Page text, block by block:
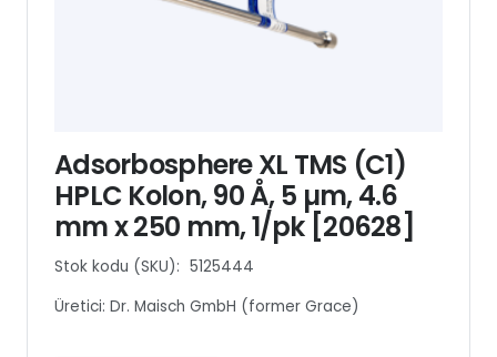
Adsorbosphere XL TMS (C1)
HPLC Kolon, 90 Å, 5 µm, 4.6
mm x 250 mm, 1/pk [20628]
Stok kodu (SKU): 5125444
Üretici: Dr. Maisch GmbH (former Grace)